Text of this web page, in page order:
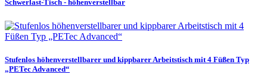
Schwerlast-Tisch - höhenverstellbar
Stufenlos höhenverstellbarer und kippbarer Arbeitstisch mit 4 Füßen Typ
„PETec Advanced“